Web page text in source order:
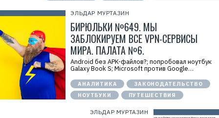
ЭЛЬДАР МУРТАЗИН
БИРЮЛЬКИ №649. МЫ
ЗАБЛОКИРУЕМ ВСЕ VPN-СЕРВИСЫ
МИРА. ПАЛАТА №6.
Android без APK-файлов?; попробовал ноутбук
Galaxy Book S; Microsoft против Google…
АНАЛИТИКА
ЗАКОНОДАТЕЛЬСТВО
НОУТБУКИ
ПУТЕШЕСТВИЯ
ЭЛЬДАР МУРТАЗИН